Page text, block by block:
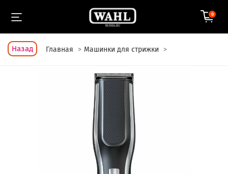
0
Назад Главная Машинки для стрижки